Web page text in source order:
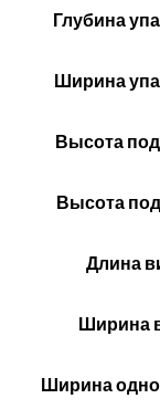
Глубина
Ширина
Высота
Высота
Длина
Ширина
Ширина